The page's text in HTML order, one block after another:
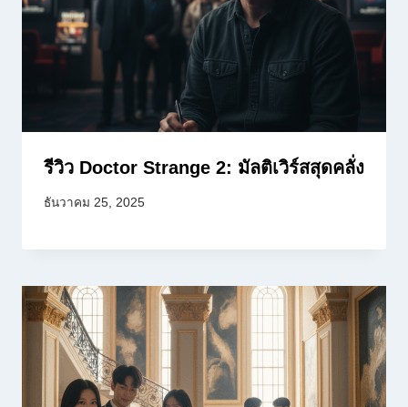
รีวิว Doctor Strange 2: มัลติเวิร์สสุดคลั่ง
ธันวาคม 25, 2025